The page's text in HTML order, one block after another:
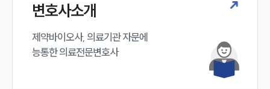
변호사소개
제약바이오사, 의료기관 자문에
능통한 의료전문변호사